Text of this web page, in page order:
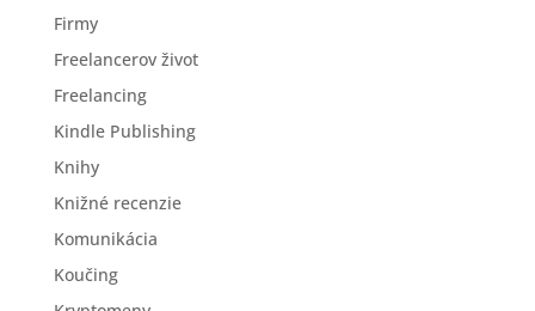
Firmy
Freelancerov život
Freelancing
Kindle Publishing
Knihy
Knižné recenzie
Komunikácia
Koučing